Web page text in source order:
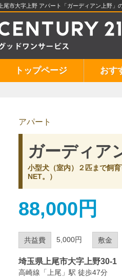
上尾市大字上野 アパート「ガーディアン上野」
トップページ おす
アパート
ガーディア
小型犬（室内）２匹まで飼
NET。）
88,000円
共益費 5,000円 敷金
埼玉県上尾市大字上野30-1
高崎線「上尾」駅 徒歩47分